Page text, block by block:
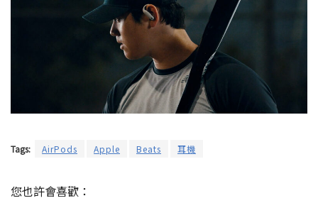
Tags: AirPods Apple Beats 耳機
您也許會喜歡：